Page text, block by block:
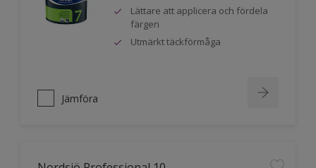
Lättare att applicera och fördela
färgen
Utmärkt täckförmåga
Jämföra